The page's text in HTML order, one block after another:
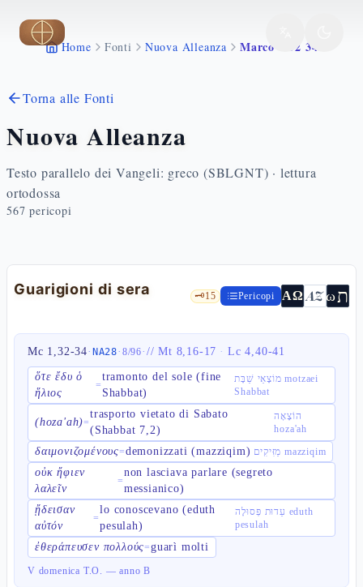
Vai al contenuto principale
Home Fonti Nuova Alleanza Marco 1 32 34
Torna alle Fonti
Nuova Alleanza
Testo parallelo dei Vangeli: greco (SBLGNT) · lettura
ortodossa
567 pericopi
Guarigioni di sera 🗝️15 Pericopi ΑΩ AZωת
Mc 1,32-34· NA28· 8/96· //Mt 8,16-17 · Lc 4,40-41
ὅτε ἔδυ ὁ
ἥλιος
=
tramonto del sole (fine
Shabbat)
מוֹצָאֵי שַׁבָּת motzaei
Shabbat
(hoza'ah)=
trasporto vietato di Sabato
(Shabbat 7,2)
הוֹצָאָה
hoza'ah
δαιμονιζομένους=demonizzati (mazziqim) מַזִּיקִים mazziqim
οὐκ ἤφιεν
λαλεῖν
=
non lasciava parlare (segreto
messianico)
ᾔδεισαν
αὐτόν
=
lo conoscevano (eduth
pesulah)
עֵדוּת פְּסוּלָה eduth
pesulah
ἐθεράπευσεν πολλούς=guarì molti
V domenica T.O. — anno B